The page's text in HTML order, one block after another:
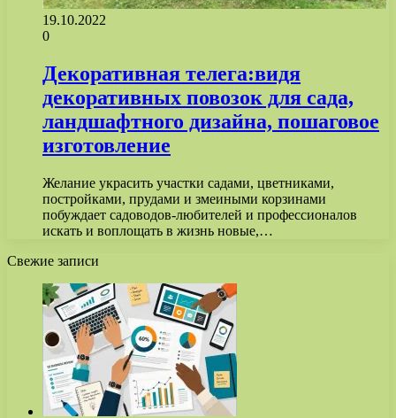
19.10.2022
0
Декоративная телега:видя
декоративных повозок для сада,
ландшафтного дизайна, пошаговое
изготовление
Желание украсить участки садами, цветниками,
постройками, прудами и змеиными корзинами
побуждает садоводов-любителей и профессионалов
искать и воплощать в жизнь новые,…
Свежие записи